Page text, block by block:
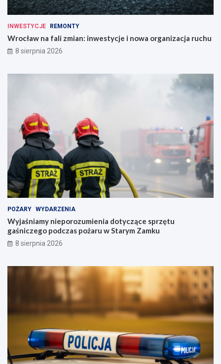
INWESTYCJE REMONTY
Wrocław na fali zmian: inwestycje i nowa organizacja ruchu
8 sierpnia 2026
POŻARY WYDARZENIA
Wyjaśniamy nieporozumienia dotyczące sprzętu
gaśniczego podczas pożaru w Starym Zamku
8 sierpnia 2026